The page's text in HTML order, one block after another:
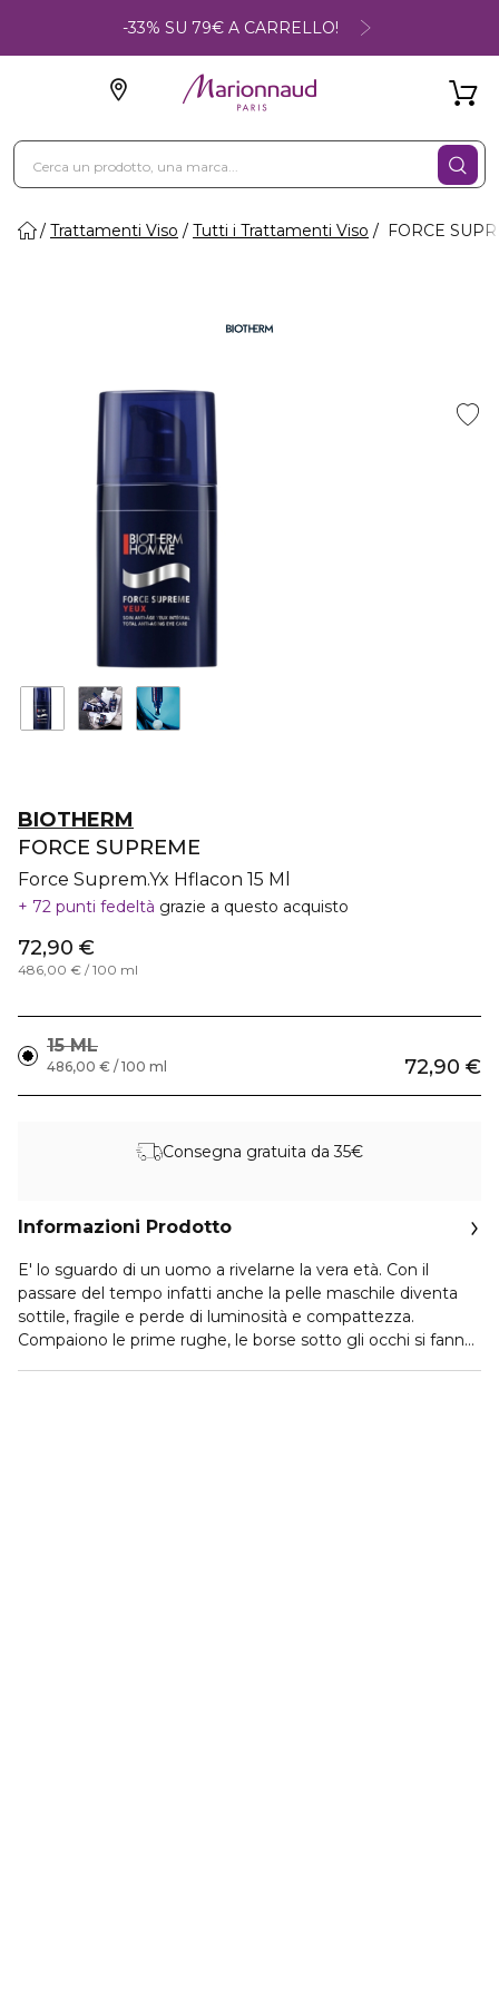
-33% SU 79€ A CARRELLO!
Trattamenti Viso Tutti i Trattamenti Viso FORCE
BIOTHERM
FORCE SUPREME
Force Suprem.Yx Hflacon 15 Ml
72 punti fedeltà grazie a questo acquisto
72,90 €
486,00 € / 100 ml
15 ML
72,90 €
486,00 € / 100 ml
Consegna gratuita da 35€
Informazioni Prodotto
E' lo sguardo di un uomo a rivelarne la vera età. Con il
passare del tempo infatti anche la pelle maschile diventa
sottile, fragile e perde di luminosità e compattezza.
Compaiono le prime rughe, le borse sotto gli occhi si fanno